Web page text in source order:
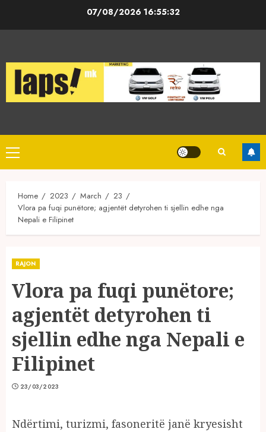
07/08/2026 16:55:32
Primary
Menu
Home 2023 March
23
Vlora pa fuqi punëtore; agjentët detyrohen ti sjellin edhe nga
Nepali e Filipinet
RAJON
Vlora pa fuqi punëtore;
agjentët detyrohen ti
sjellin edhe nga Nepali e
Filipinet
23/03/2023
Ndërtimi, turizmi, fasoneritë janë kryesisht